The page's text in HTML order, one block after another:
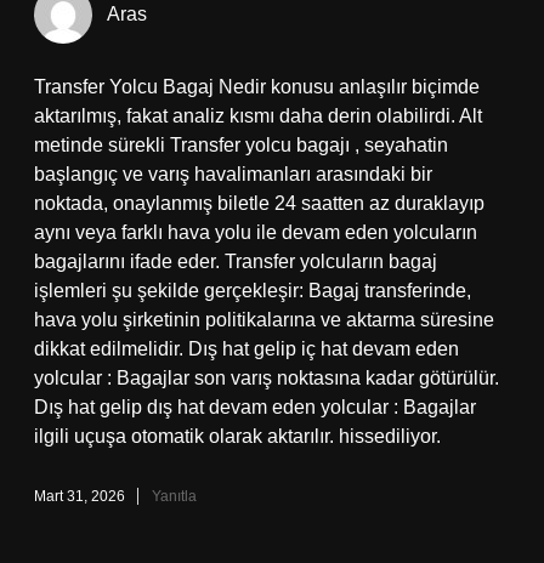
Aras
Transfer Yolcu Bagaj Nedir konusu anlaşılır biçimde
aktarılmış, fakat analiz kısmı daha derin olabilirdi. Alt
metinde sürekli Transfer yolcu bagajı , seyahatin
başlangıç ve varış havalimanları arasındaki bir
noktada, onaylanmış biletle 24 saatten az duraklayıp
aynı veya farklı hava yolu ile devam eden yolcuların
bagajlarını ifade eder. Transfer yolcuların bagaj
işlemleri şu şekilde gerçekleşir: Bagaj transferinde,
hava yolu şirketinin politikalarına ve aktarma süresine
dikkat edilmelidir. Dış hat gelip iç hat devam eden
yolcular : Bagajlar son varış noktasına kadar götürülür.
Dış hat gelip dış hat devam eden yolcular : Bagajlar
ilgili uçuşa otomatik olarak aktarılır. hissediliyor.
Mart 31, 2026 Yanıtla